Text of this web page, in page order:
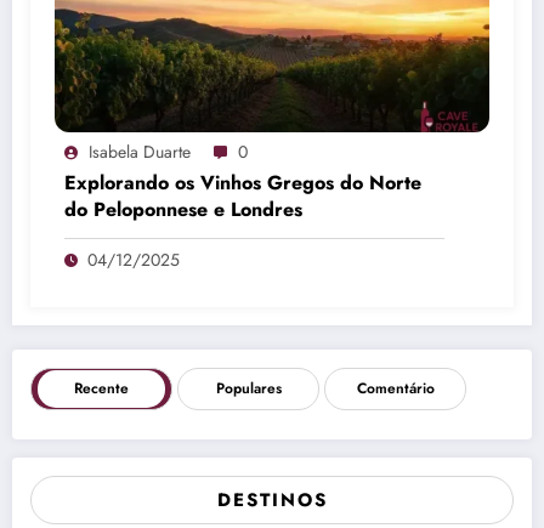
Isabela Duarte 0
Explorando os Vinhos Gregos do Norte
do Peloponnese e Londres
04/12/2025
Recente Populares Comentário
DESTINOS